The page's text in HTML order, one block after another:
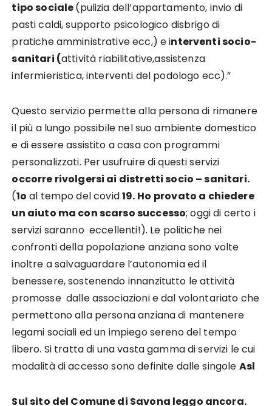
tipo sociale(pulizia dell’appartamento, invio di
pasti caldi, supporto psicologico disbrigo di
pratiche amministrative ecc,) e interventi socio-
sanitari (attività riabilitative,assistenza
infermieristica, interventi del podologo ecc).”
Questo servizio permette alla persona di rimanere
il più a lungo possibile nel suo ambiente domestico
e di essere assistito a casa con programmi
personalizzati. Per usufruire di questi servizi
occorre rivolgersi ai distretti socio – sanitari.
(1o al tempo del covid19. Ho provato a chiedere
un aiuto ma con scarso successo; oggi di certo i
servizi saranno eccellenti!). Le politiche nei
confronti della popolazione anziana sono volte
inoltre a salvaguardare l’autonomia ed il
benessere, sostenendo innanzitutto le attività
promosse dalle associazioni e dal volontariato che
permettono alla persona anziana di mantenere
legami sociali ed un impiego sereno del tempo
libero. Si tratta di una vasta gamma di servizi le cui
modalità di accesso sono definite dalle singole Asl
Sul sito del Comune di Savona leggo ancora.